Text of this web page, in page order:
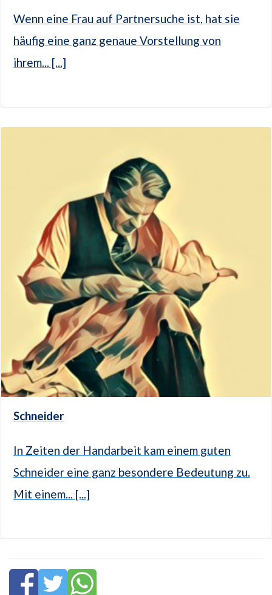
Wenn eine Frau auf Partnersuche ist, hat sie
häufig eine ganz genaue Vorstellung von
ihrem... [...]
Schneider
In Zeiten der Handarbeit kam einem guten
Schneider eine ganz besondere Bedeutung zu.
Mit einem... [...]